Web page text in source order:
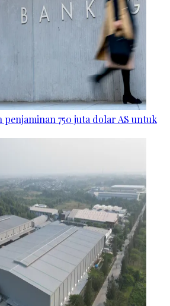
750 juta dolar AS untuk